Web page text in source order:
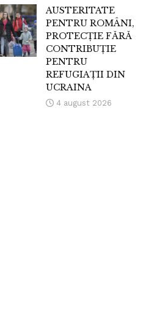
AUSTERITATE
PENTRU ROMÂNI,
PROTECȚIE FĂRĂ
CONTRIBUȚIE
PENTRU
REFUGIAȚII DIN
UCRAINA
4 august 2026